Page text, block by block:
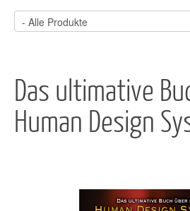
Das ultimative
Human Design